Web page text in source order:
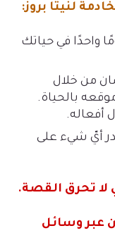
واحدًا في حياتك
من خلال
بالحياة.
أفعاله.
أيّ شيء على
لا تحرق القصة.
عبر وسائل